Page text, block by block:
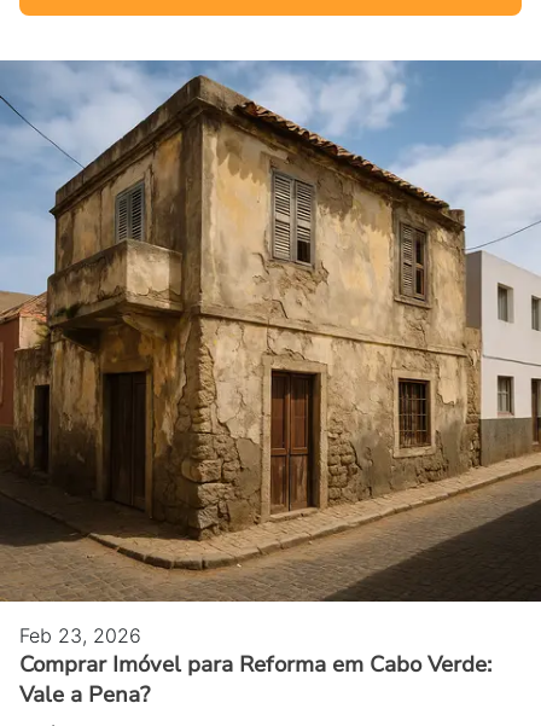
Feb 23, 2026
Comprar Imóvel para Reforma em Cabo Verde:
Vale a Pena?